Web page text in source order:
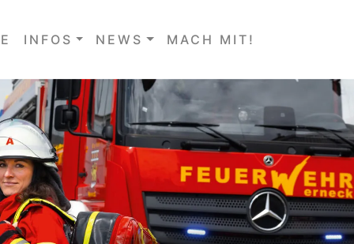
INFOS NEWS MACH MIT!